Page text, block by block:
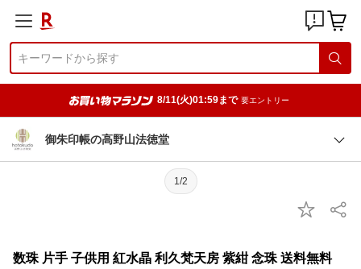
8/11(火)01:59まで 要エントリー
御朱印帳の高野山法徳堂
1/2
数珠 片手 子供用 紅水晶 利久梵天房 紫紺 念珠 送料無料